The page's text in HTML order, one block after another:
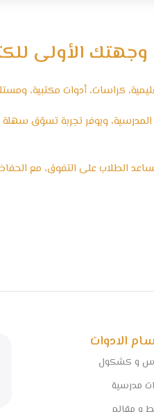
وجهتك الأولى
كراسات، أدوات مكتبية،
ويوفر تجربة تسوّق سهلة
الطلاب على التفوق، مع
الادوات
و كشكول
مدرسية